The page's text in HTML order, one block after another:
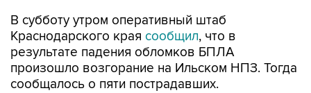
В субботу утром оперативный штаб
Краснодарского края сообщил, что в
результате падения обломков БПЛА
произошло возгорание на Ильском НПЗ. Тогда
сообщалось о пяти пострадавших.